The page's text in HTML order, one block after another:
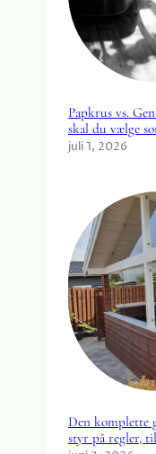
Papkrus vs.
skal du vælge
juli 1, 2026
Den komplette
styr på regler,